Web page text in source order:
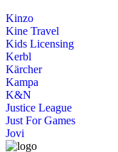
Kinzo
Kine Travel
Kids Licensing
Kerbl
Kärcher
Kampa
K&N
Justice League
Just For Games
Jovi